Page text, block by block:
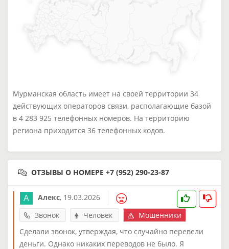
Мурманская область имеет на своей территории 34
действующих операторов связи, располагающие базой
в 4 283 925 телефонных номеров. На территорию
региона приходится 36 телефонных кодов.
ОТЗЫВЫ О НОМЕРЕ +7 (952) 290-23-87
Алекс, 19.03.2026
Звонок
Человек
Мошенники
Сделали звонок, утверждая, что случайно перевели
деньги. Однако никаких переводов не было. Я